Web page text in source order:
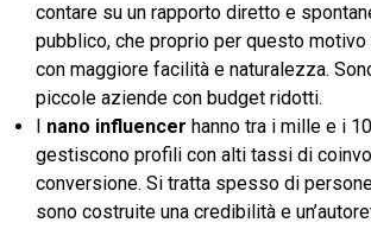
contare su un rapporto diretto e
pubblico, che proprio per questo
con maggiore facilità e naturalezza.
piccole aziende con budget ridotti.
nano influencer hanno tra i mille e i
gestiscono profili con alti tassi di
conversione. Si tratta spesso di
sono costruite una credibilità e